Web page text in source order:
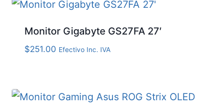
Monitor Gigabyte GS27FA 27′
$251.00 Efectivo Inc. IVA